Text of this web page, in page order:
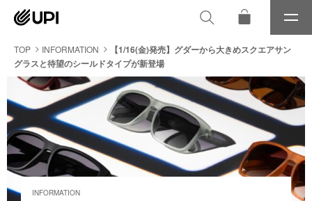
メ
ニ
ュ
TOP INFORMATION
【1/16(金)発売】グダーから大きめスクエアサン
グラスと待望のシールドタイプが新登場
INFORMATION